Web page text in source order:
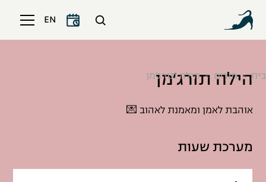
EN
בית מורים הילה תורג׳מן
הילה תורג׳מן
אוהבת לאמן ומאמנת לאהוב 💌
מערכת שעות